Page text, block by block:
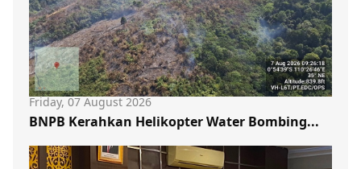
Friday, 07 August 2026
BNPB Kerahkan Helikopter Water Bombing...